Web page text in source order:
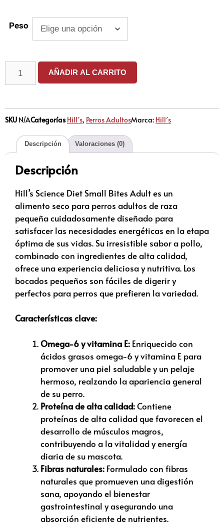
Peso
AÑADIR AL CARRITO
SKU N/ACategorías Hill´s, Perros AdultosMarca: Hill´s
Descripción Valoraciones (0)
Descripción
Hill’s Science Diet Small Bites Adult es un
alimento seco para perros adultos de raza
pequeña cuidadosamente diseñado para
satisfacer las necesidades energéticas en la etapa
óptima de sus vidas. Su irresistible sabor a pollo,
combinado con ingredientes de alta calidad,
ofrece una experiencia deliciosa y nutritiva. Los
bocados pequeños son fáciles de digerir y
perfectos para perros que prefieren la variedad.
Características clave:
Omega-6 y vitamina E: Enriquecido con
ácidos grasos omega-6 y vitamina E para
promover una piel saludable y un pelaje
hermoso, realzando la apariencia general
de su perro.
Proteína de alta calidad:Contiene
proteínas de alta calidad que favorecen el
desarrollo de músculos magros,
contribuyendo a la vitalidad y energía
diaria de su mascota.
Fibras naturales: Formulado con fibras
naturales que promueven una digestión
sana, apoyando el bienestar
gastrointestinal y asegurando una
absorción eficiente de nutrientes.